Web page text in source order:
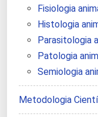
Fisiologia
Histologia
Parasitologia
Patologia
Semiologia
Metodologia